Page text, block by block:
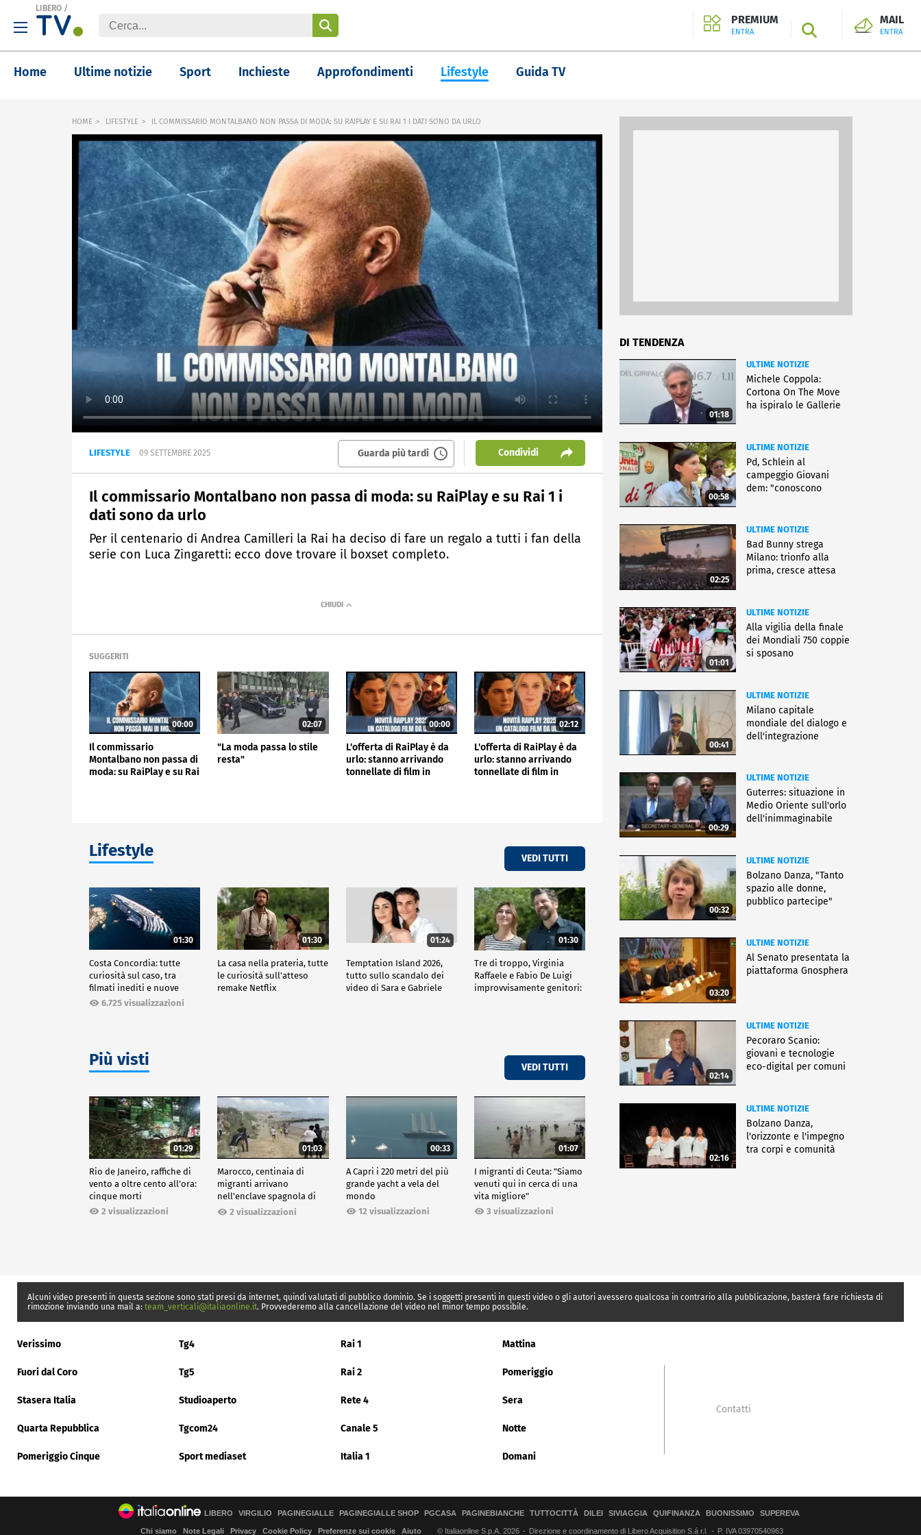
LIBERO /
PREMIUM
ENTRA SEARCH
MAIL
ENTRA
Home Ultime notizie Sport Inchieste Approfondimenti Lifestyle Guida TV
HOME LIFESTYLE IL COMMISSARIO MONTALBANO NON PASSA DI MODA: SU RAIPLAY E SU RAI 1 I DATI SONO DA URLO
LIFESTYLE 09 SETTEMBRE 2025 Guarda più tardi Condividi
Il commissario Montalbano non passa di moda: su RaiPlay e su Rai 1 i
dati sono da urlo
Per il centenario di Andrea Camilleri la Rai ha deciso di fare un regalo a tutti i fan della
serie con Luca Zingaretti: ecco dove trovare il boxset completo.
SUGGERITI
00:00
Il commissario
Montalbano non passa di
moda: su RaiPlay e su Rai
02:07
"La moda passa lo stile
resta"
00:00
L'offerta di RaiPlay è da
urlo: stanno arrivando
tonnellate di film in
02:12
L'offerta di RaiPlay è da
urlo: stanno arrivando
tonnellate di film in
Lifestyle VEDI TUTTI
01:30
Costa Concordia: tutte
curiosità sul caso, tra
filmati inediti e nuove
ricostruzioni
6.725 visualizzazioni
01:30
La casa nella prateria, tutte
le curiosità sull'atteso
remake Netflix
01:24
Temptation Island 2026,
tutto sullo scandalo dei
video di Sara e Gabriele
01:30
Tre di troppo, Virginia
Raffaele e Fabio De Luigi
improvvisamente genitori:
Più visti VEDI TUTTI
01:29
Rio de Janeiro, raffiche di
vento a oltre cento all'ora:
cinque morti
2 visualizzazioni
01:03
Marocco, centinaia di
migranti arrivano
nell'enclave spagnola di
Ceuta2 visualizzazioni
00:33
A Capri i 220 metri del più
grande yacht a vela del
mondo
12 visualizzazioni
01:07
I migranti di Ceuta: "Siamo
venuti qui in cerca di una
vita migliore"
3 visualizzazioni
DI TENDENZA
01:18
ULTIME NOTIZIE
Michele Coppola:
Cortona On The Move
ha ispiralo le Gallerie
00:58
ULTIME NOTIZIE
Pd, Schlein al
campeggio Giovani
dem: "conoscono
02:25
ULTIME NOTIZIE
Bad Bunny strega
Milano: trionfo alla
prima, cresce attesa
01:01
ULTIME NOTIZIE
Alla vigilia della finale
dei Mondiali 750 coppie
si sposano
00:41
ULTIME NOTIZIE
Milano capitale
mondiale del dialogo e
dell'integrazione
00:29
ULTIME NOTIZIE
Guterres: situazione in
Medio Oriente sull'orlo
dell'inimmaginabile
00:32
ULTIME NOTIZIE
Bolzano Danza, "Tanto
spazio alle donne,
pubblico partecipe"
03:20
ULTIME NOTIZIE
Al Senato presentata la
piattaforma Gnosphera
02:14
ULTIME NOTIZIE
Pecoraro Scanio:
giovani e tecnologie
eco-digital per comuni
02:16
ULTIME NOTIZIE
Bolzano Danza,
l'orizzonte e l'impegno
tra corpi e comunità
Alcuni video presenti in questa sezione sono stati presi da internet, quindi valutati di pubblico dominio. Se i soggetti presenti in questi video o gli autori avessero qualcosa in contrario alla pubblicazione, basterà fare richiesta di
rimozione inviando una mail a: team_verticali@italiaonline.it. Provvederemo alla cancellazione del video nel minor tempo possibile.
Verissimo Tg4 Rai 1 Mattina
Fuori dal Coro Tg5 Rai 2 Pomeriggio
Stasera Italia Studioaperto Rete 4 Sera
Quarta Repubblica Tgcom24 Canale 5 Notte
Pomeriggio Cinque Sport mediaset Italia 1 Domani
Contatti
LIBERO VIRGILIO PAGINEGIALLE PAGINEGIALLE SHOP PGCASA PAGINEBIANCHE TUTTOCITTÀ DILEI SIVIAGGIA QUIFINANZA BUONISSIMO SUPEREVA
Chi siamo Note Legali Privacy Cookie Policy Preferenze sui cookie Aiuto © Italiaonline S.p.A. 2026 Direzione e coordinamento di Libero Acquisition S.á r.l. P. IVA 03970540963